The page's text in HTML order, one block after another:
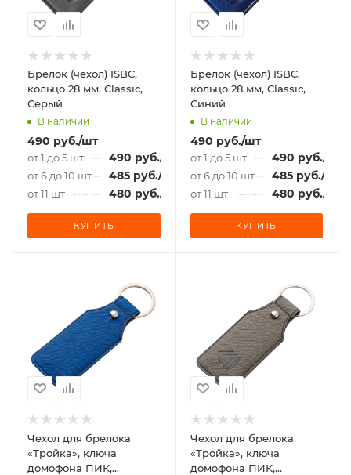
Брелок (чехол) ISBC,
кольцо 28 мм, Classic,
Серый
В наличии
490 руб./шт
от 1 до 5 шт 490 руб./шт
от 6 до 10 шт 485 руб./шт
от 11 шт 480 руб./шт
КУПИТЬ
Брелок (чехол) ISBC,
кольцо 28 мм, Classic,
Синий
В наличии
490 руб./шт
от 1 до 5 шт 490 руб./шт
от 6 до 10 шт 485руб./шт
от 11 шт 480 руб./шт
КУПИТЬ
Чехол для брелока
«Тройка», ключа
домофона ПИК,
Чехол для брелока
«Тройка», ключа
домофона ПИК,